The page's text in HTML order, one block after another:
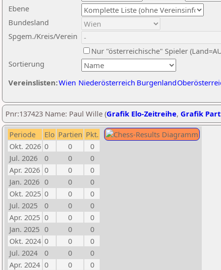
Ebene
Sortierung
Bundesland
Spgem./Kreis/Verein
Nur "österreichische" Spieler
Vereinslisten:Wien Niederösterreich Burgenland
Pnr:137423 Name: Paul Wille (Grafik Elo-Zeitreihe, Grafik
Periode Elo Partien Pkt.
Okt. 2026 0 0
0
Jul. 2026
0 0
0
Apr. 2026 0 0
0
Jan. 2026 0 0
0
Okt. 2025 0 0
0
Jul. 2025
0 0
0
Apr. 2025 0 0
0
Jan. 2025 0 0
0
Okt. 2024 0 0
0
Jul. 2024
0 0
0
Apr. 2024 0 0
0